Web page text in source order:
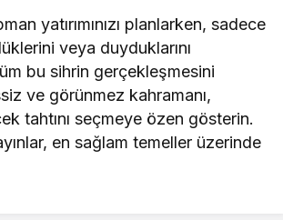
yatırımınızı planlarken, sadece
veya duyduklarını
bu sihrin gerçekleşmesini
ve görünmez kahramanı,
tahtını seçmeye özen gösterin.
en sağlam temeller üzerinde